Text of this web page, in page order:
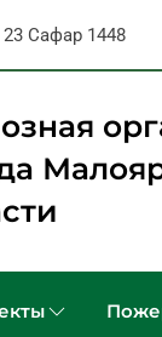
23 Сафар 1448